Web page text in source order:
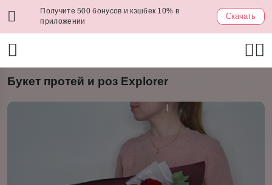
Получите 500 бонусов и кэшбек 10% в
приложении
Скачать
Букет протей и роз Explorer